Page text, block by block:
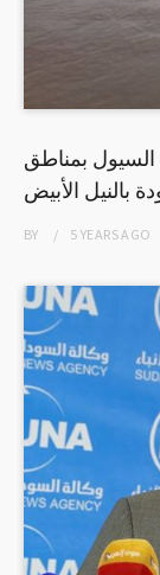
بمناطق
بالنيل الأبيض
BY 5 YEARSAGO